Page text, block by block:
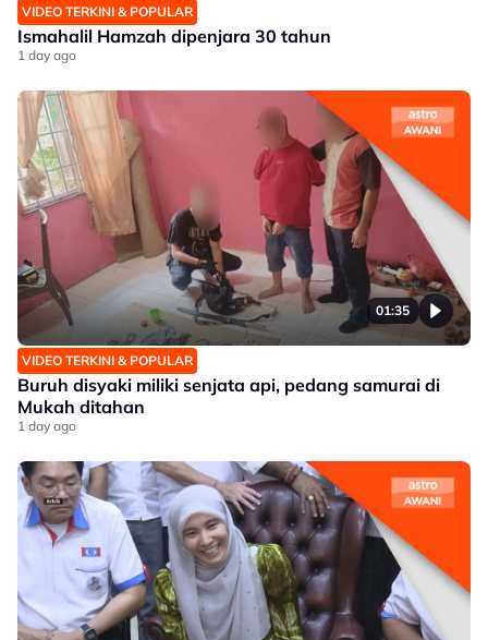
VIDEO TERKINI & POPULAR
Ismahalil Hamzah dipenjara 30 tahun
1 day ago
01:35
VIDEO TERKINI & POPULAR
Buruh disyaki miliki senjata api, pedang samurai di
Mukah ditahan
1 day ago